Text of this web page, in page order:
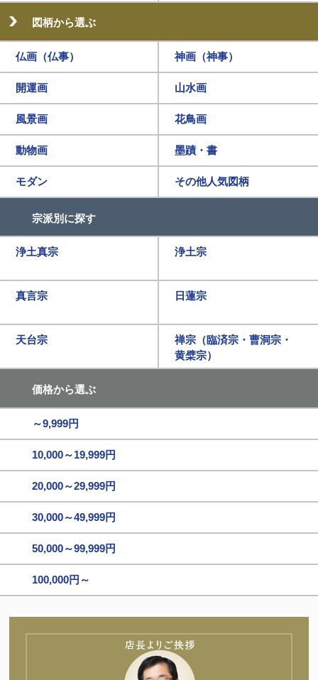
図柄から選ぶ
仏画（仏事） 神画（神事）
開運画 山水画
風景画 花鳥画
動物画 墨蹟・書
モダン その他人気図柄
宗派別に探す
浄土真宗 浄土宗
真言宗 日蓮宗
天台宗
禅宗（臨済宗・曹洞宗・
黄檗宗）
価格から選ぶ
～9,999円
10,000～19,999円
20,000～29,999円
30,000～49,999円
50,000～99,999円
100,000円～